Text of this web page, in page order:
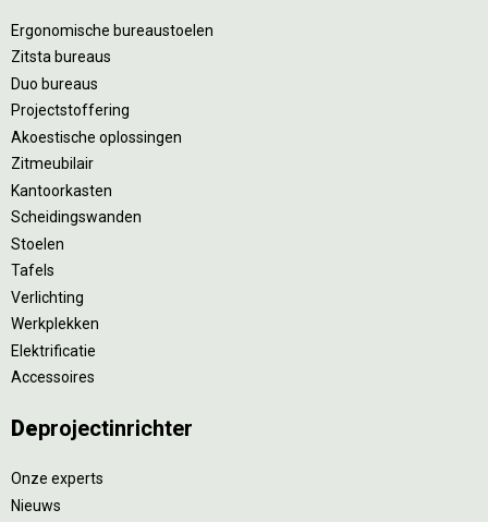
Ergonomische bureaustoelen
Zitsta bureaus
Duo bureaus
Projectstoffering
Akoestische oplossingen
Zitmeubilair
Kantoorkasten
Scheidingswanden
Stoelen
Tafels
Verlichting
Werkplekken
Elektrificatie
Accessoires
Deprojectinrichter
Onze experts
Nieuws